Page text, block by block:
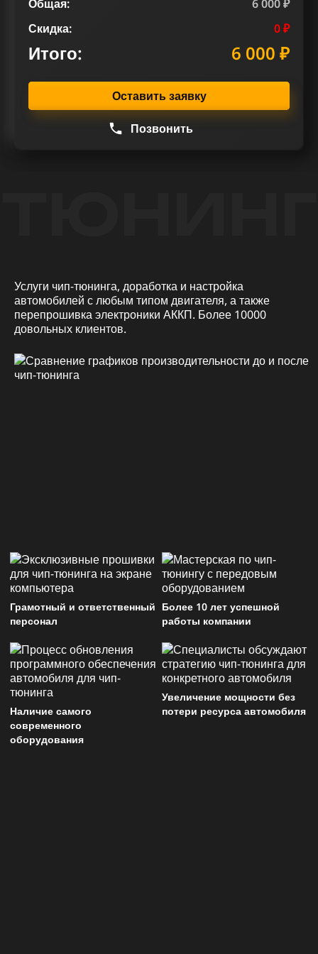
Общая:
6 000 ₽
Скидка:
0 ₽
Итого: 6 000 ₽
Оставить заявку
Позвонить
Услуги чип-тюнинга, доработка и настройка
автомобилей с любым типом двигателя, а также
перепрошивка электроники АККП. Более 10000
довольных клиентов.
Грамотный и ответственный
персонал
Более 10 лет успешной
работы компании
Наличие самого
современного
оборудования
Увеличение мощности без
потери ресурса автомобиля